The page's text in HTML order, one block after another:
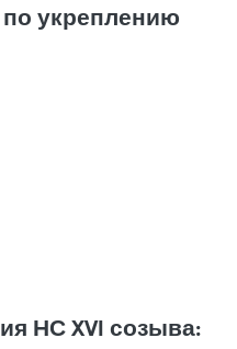
укреплению
НС XVI созыва: